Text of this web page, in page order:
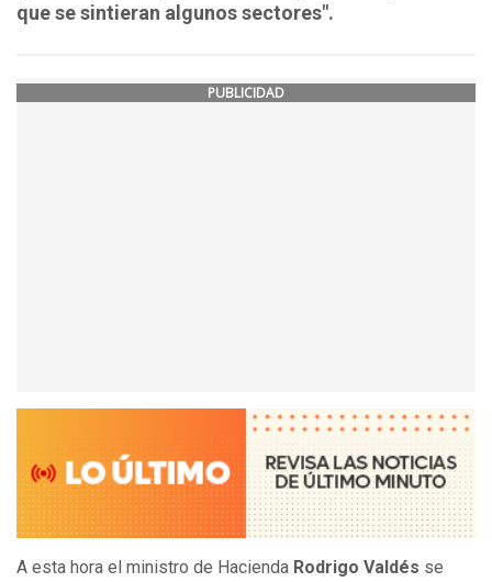
que se sintieran algunos sectores".
PUBLICIDAD
A esta hora el ministro de Hacienda Rodrigo Valdés se